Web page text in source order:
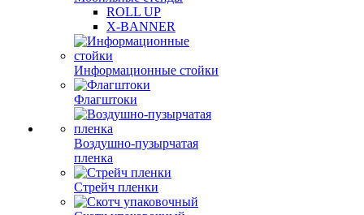
ROLL UP
X-BANNER
Информационные стойки
Флагштоки
Воздушно-пузырчатая
пленка
Стрейч пленки